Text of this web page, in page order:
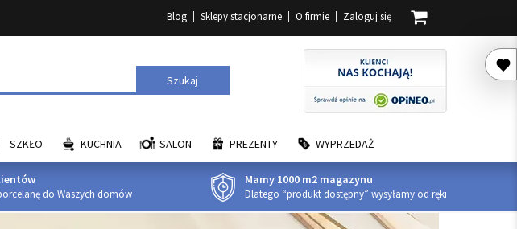
Blog Sklepy stacjonarne O firmie Zaloguj się
Szukaj
SZKŁO KUCHNIA SALON PREZENTY WYPRZEDAŻ
do Waszych domów
Mamy 1000 m2 magazynu
Dlatego “produkt dostępny” wysyłamy od ręki